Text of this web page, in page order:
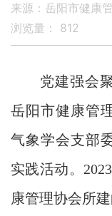
来源：岳阳市健康
浏览量： 812
党建强会聚
岳阳市健康管
气象学会支部
实践活动。
康管理协会所